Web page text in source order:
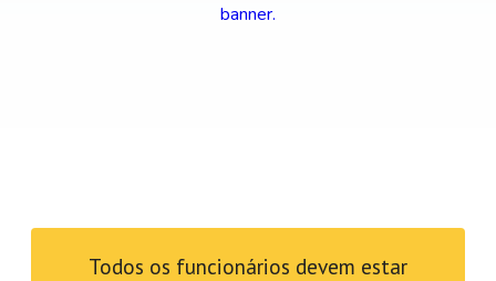
banner.
Todos os funcionários devem estar